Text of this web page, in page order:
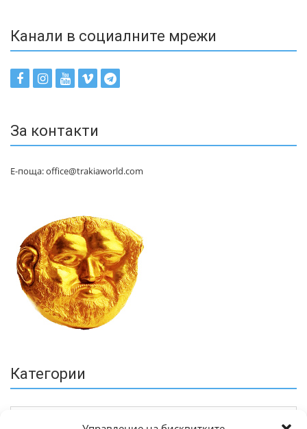
Канали в социалните мрежи
За контакти
Е-поща: office@trakiaworld.com
Категории